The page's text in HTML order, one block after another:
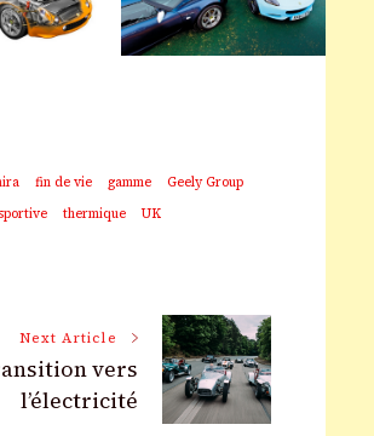
fin de vie gamme
Geely Group
thermique
UK
Next Article
vers
l’électricité